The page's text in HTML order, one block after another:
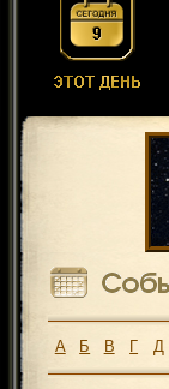
А Б В Г Д